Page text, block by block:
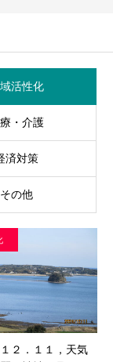
活性化
・介護
済対策
その他
２．１１，天気